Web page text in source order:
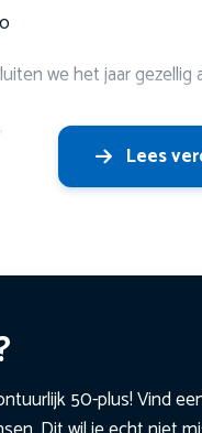
we het jaar
Lees
50-plus! Vind